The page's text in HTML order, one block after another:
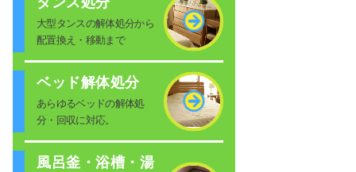
大型タンスの解体処分から
配置換え・移動まで
ベッド解体処分
あらゆるベッドの解体処
分・回収に対応。
風呂釜・浴槽・湯